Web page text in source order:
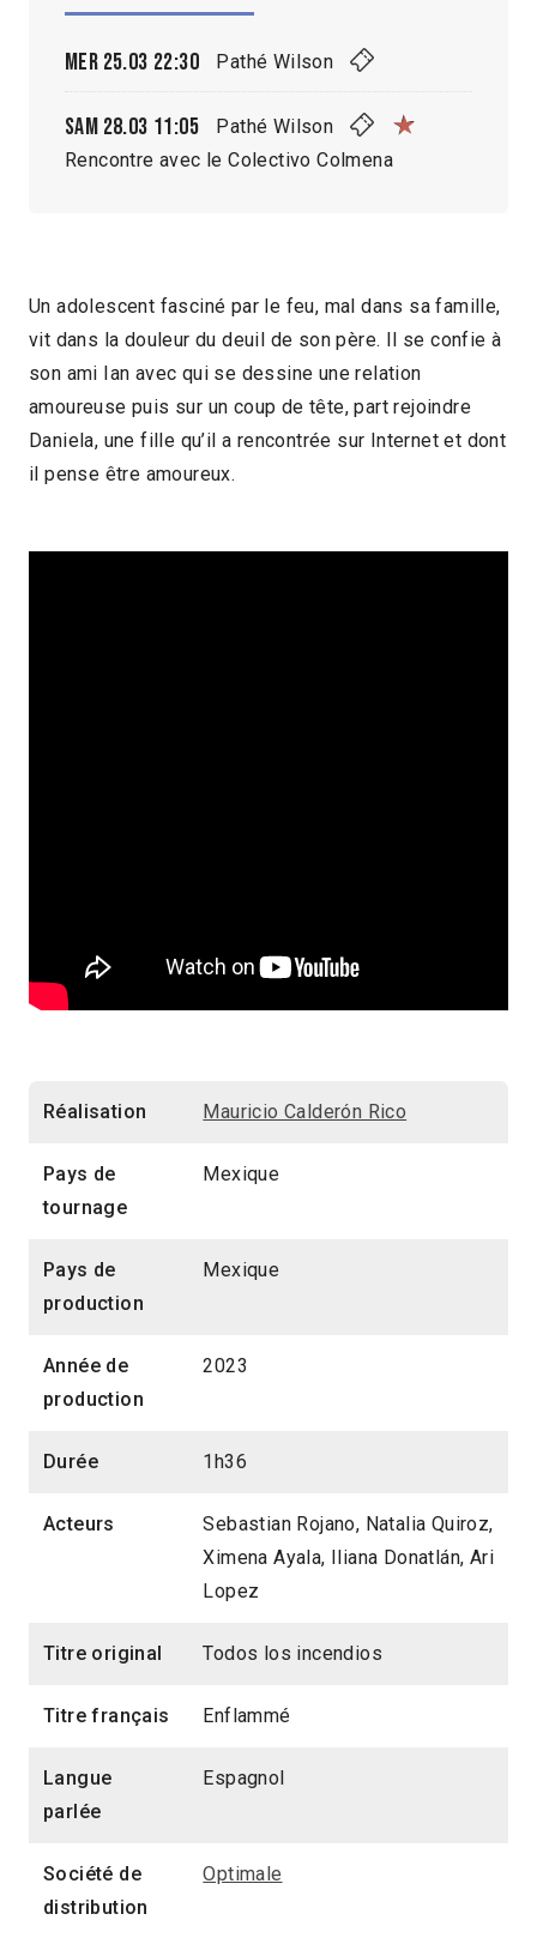
Un adolescent fasciné par le feu, mal dans sa famille,
vit dans la douleur du deuil de son père. Il se confie à
son ami Ian avec qui se dessine une relation
amoureuse puis sur un coup de tête, part rejoindre
Daniela, une fille qu’il a rencontrée sur Internet et dont
il pense être amoureux.
Réalisation Mauricio Calderón Rico
Pays de
tournage
Mexique
Pays de
production
Mexique
Année de
production
2023
Durée 1h36
Acteurs
Sebastian Rojano, Natalia Quiroz,
Ximena Ayala, Iliana Donatlán, Ari
Lopez
Titre original Todos los incendios
Titre français Enflammé
Langue
parlée
Espagnol
Société de
distribution
Optimale
Mer 25.03 22:30 Pathé Wilson
Sam 28.03 11:05
Pathé Wilson
Rencontre avec le Colectivo Colmena